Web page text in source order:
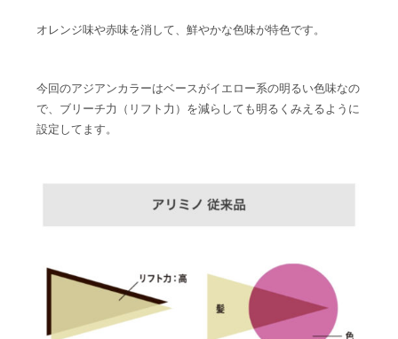
オレンジ味や赤味を消して、鮮やかな色味が特色です。
今回のアジアンカラーはベースがイエロー系の明るい色味なの
で、ブリーチ力（リフト力）を減らしても明るくみえるように
設定してます。